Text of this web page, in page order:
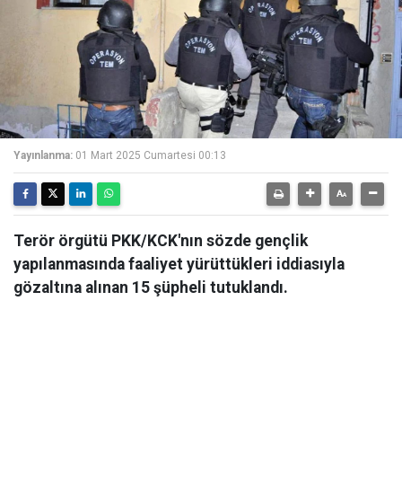
Yayınlanma: 01 Mart 2025 Cumartesi 00:13
Terör örgütü PKK/KCK'nın sözde gençlik
yapılanmasında faaliyet yürüttükleri iddiasıyla
gözaltına alınan 15 şüpheli tutuklandı.